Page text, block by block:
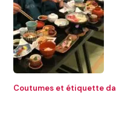
Coutumes et étiquette